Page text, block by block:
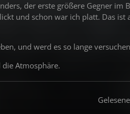
der erste größere Gegner
und schon war ich platt. Das
und werd es so lange
Atmosphäre.